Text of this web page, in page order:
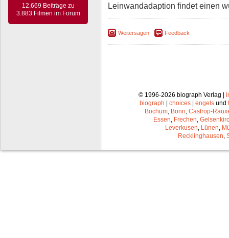
12.669 Beiträge zu
3.883 Filmen im Forum
Leinwandadaption findet einen
Weitersagen Feedback
© 1996-2026 biograph Verlag |
biograph | choices | engels und
Bochum Bonn Castrop-
Essen Frechen
Leverkusen Lünen
Recklinghausen